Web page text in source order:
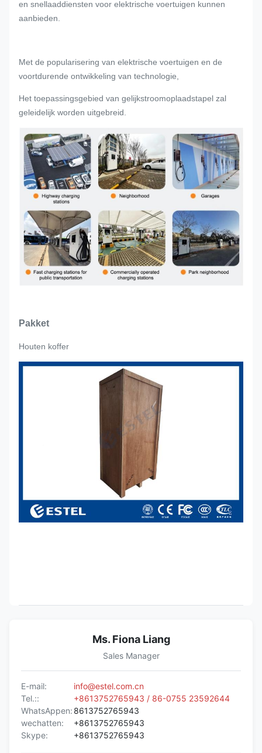
en snellaaddiensten voor elektrische voertuigen kunnen
aanbieden.
Met de popularisering van elektrische voertuigen en de
voortdurende ontwikkeling van technologie,
Het toepassingsgebied van gelijkstroomoplaadstapel zal
geleidelijk worden uitgebreid.
Pakket
Houten koffer
Ms. Fiona Liang
Sales Manager
E-mail:
info@estel.com.cn
Tel.::
+8613752765943 / 86-0755 23592644
WhatsAppen: 8613752765943
wechatten:
+8613752765943
Skype:
+8613752765943